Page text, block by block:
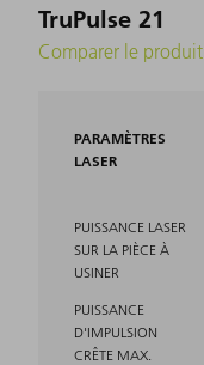
TruPulse 21
Comparer le produit
PARAMÈTRES
LASER
PUISSANCE LASER
SUR LA PIÈCE À
USINER
PUISSANCE
D'IMPULSION
CRÊTE MAX.